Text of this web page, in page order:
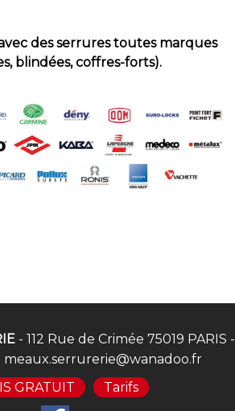
des serrures toutes marques
blindées, coffres-forts).
- 112 Rue de Crimée 75019 PARIS -
meaux.serrurerie@wanadoo.fr
GRATUIT
Tarifs